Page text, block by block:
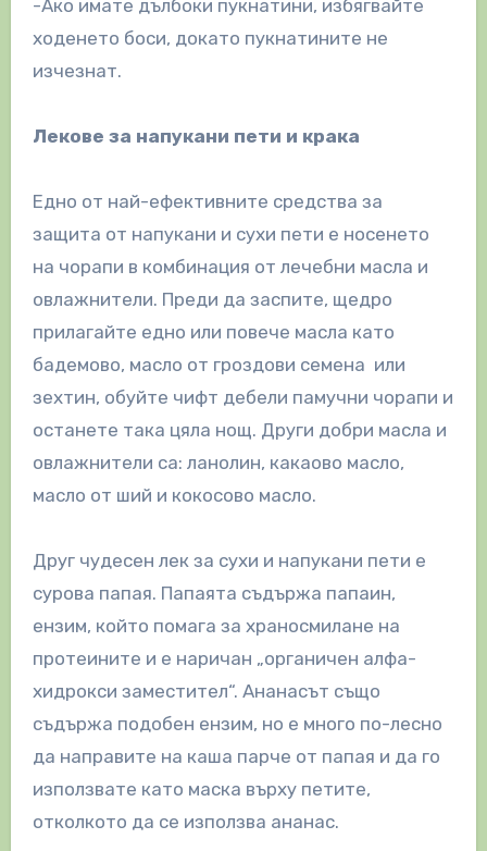
-Ако имате дълбоки пукнатини, избягвайте
ходенето боси, докато пукнатините не
изчезнат.
Лекове за напукани пети и крака
Едно от най-ефективните средства за
защита от напукани и сухи пети е носенето
на чорапи в комбинация от лечебни масла и
овлажнители. Преди да заспите, щедро
прилагайте едно или повече масла като
бадемово, масло от гроздови семена или
зехтин, обуйте чифт дебели памучни чорапи и
останете така цяла нощ. Други добри масла и
овлажнители са: ланолин, какаово масло,
масло от ший и кокосово масло.
Друг чудесен лек за сухи и напукани пети е
сурова папая. Папаята съдържа папаин,
ензим, който помага за храносмилане на
протеините и е наричан „органичен алфа-
хидрокси заместител“. Ананасът също
съдържа подобен ензим, но е много по-лесно
да направите на каша парче от папая и да го
използвате като маска върху петите,
отколкото да се използва ананас.